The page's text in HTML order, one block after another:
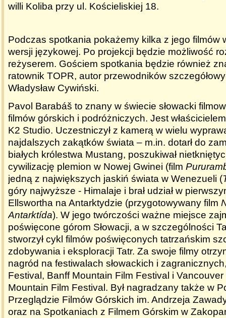
willi Koliba przy ul. Kościeliskiej 18.
Podczas spotkania pokażemy kilka z jego filmów
wersji językowej. Po projekcji będzie możliwość
reżyserem. Gościem spotkania będzie również
ratownik TOPR, autor przewodników
Władysław Cywiński.
Pavol Barabáš to znany w świecie słowacki
filmów górskich i podróżniczych. Jest
K2 Studio. Uczestniczył z kamerą w wielu
najdalszych zakątków świata – m.in. dotarł do
białych królestwa Mustang, poszukiwał
cywilizację plemion w Nowej Gwinei (film
jedną z największych jaskiń świata w Wenezueli (
góry najwyższe - Himalaje i brał udział w
Ellswortha na Antarktydzie (przygotowywany film
Antarktída). W jego twórczości ważne miejsce
poświęcone górom Słowacji, a w szczególności
stworzył cykl filmów poświęconych tatrzańskim
zdobywania i eksploracji Tatr. Za swoje filmy
nagród na festiwalach słowackich i
Festival, Banff Mountain Film Festival i
Mountain Film Festival. Był nagradzany także w
Przeglądzie Filmów Górskich im. Andrzeja
oraz na Spotkaniach z Filmem Górskim w